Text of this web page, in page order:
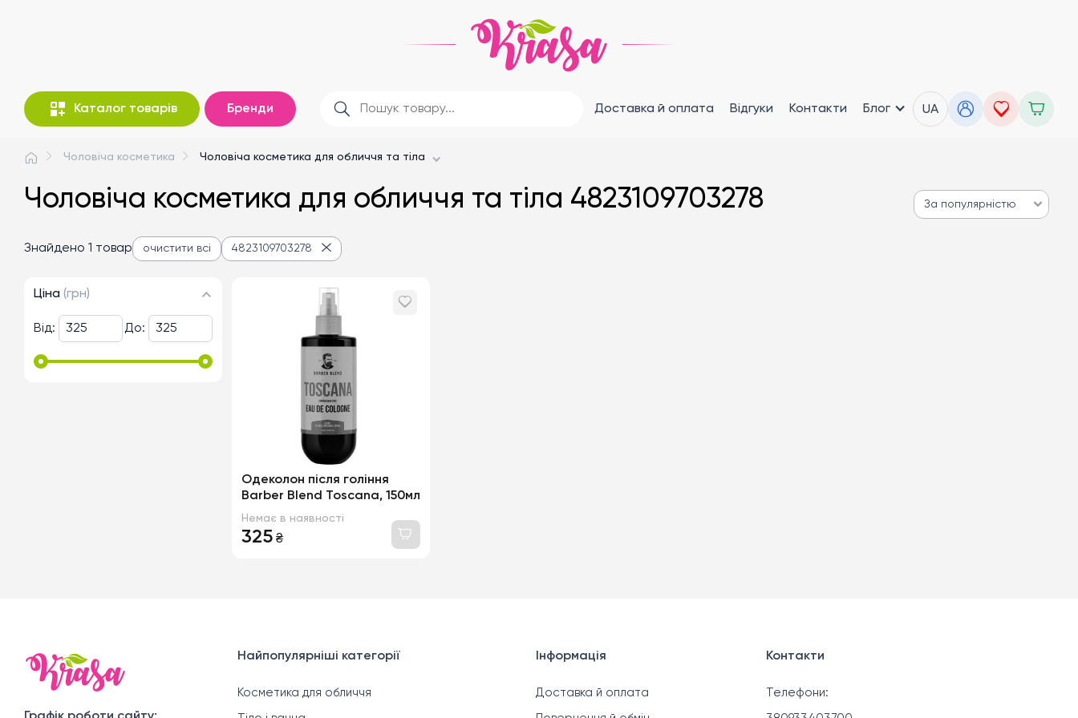
Каталог товарів Бренди Доставка й оплата Відгуки Контакти Блог UA
Чоловіча косметика Чоловіча косметика для обличчя та тіла
Чоловіча косметика для обличчя та тіла 4823109703278 За популярністю
Знайдено 1 товар очистити всі 4823109703278
Ціна (грн)
Від: До:
Одеколон після гоління
Barber Blend Toscana, 150мл
325 ₴
Немає в наявності
Найпопулярніші категорії
Косметика для обличчя
Інформація
Доставка й оплата
Контакти
Телефони: